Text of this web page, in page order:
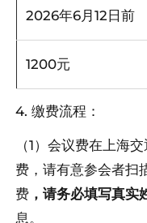
2026年6月12日前
1200元
4. 缴费流程：
（1）会议费在上海
费，请有意参会者扫
费 ，请务必填写真实
息。